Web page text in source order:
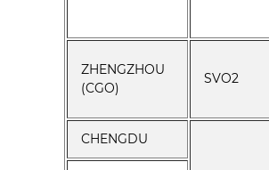
ZHENGZHOU
(CGO)
SVO2
CHENGDU